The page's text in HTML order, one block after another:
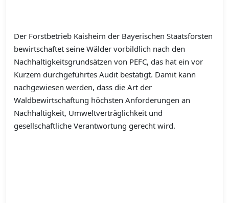
Der Forstbetrieb Kaisheim der Bayerischen Staatsforsten
bewirtschaftet seine Wälder vorbildlich nach den
Nachhaltigkeitsgrundsätzen von PEFC, das hat ein vor
Kurzem durchgeführtes Audit bestätigt. Damit kann
nachgewiesen werden, dass die Art der
Waldbewirtschaftung höchsten Anforderungen an
Nachhaltigkeit, Umweltverträglichkeit und
gesellschaftliche Verantwortung gerecht wird.